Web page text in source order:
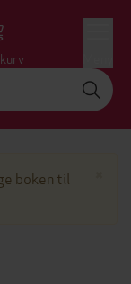
boken til